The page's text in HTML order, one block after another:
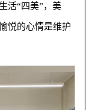
活“四美”，美
悦的心情是维护